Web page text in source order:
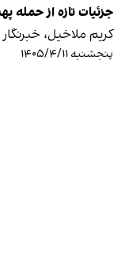
جزئیات تازه از حمله
کریم ملاخیل،
پنجشنبه ۱۴۰۵/۴/۱۱